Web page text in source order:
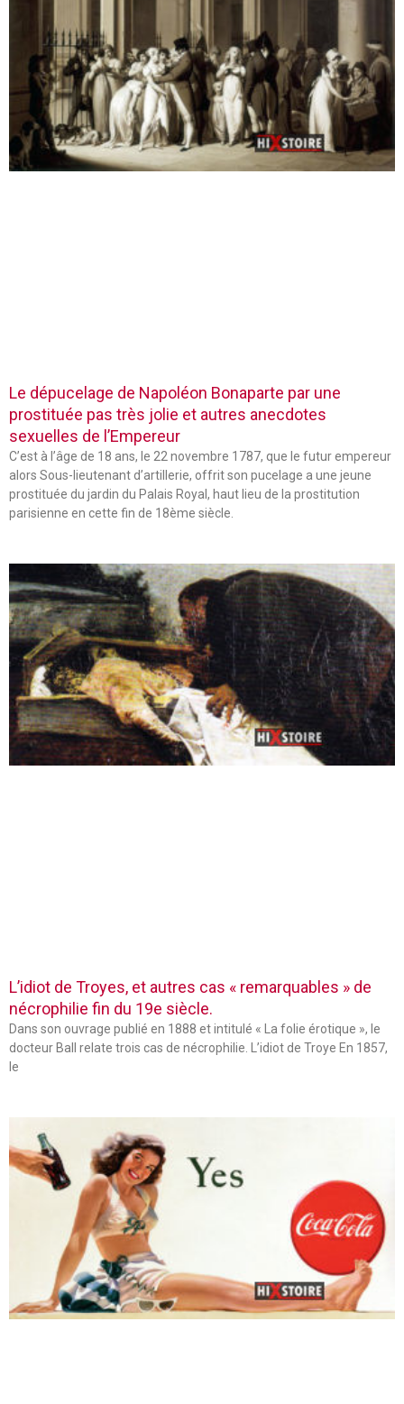
Le dépucelage de Napoléon Bonaparte par une
prostituée pas très jolie et autres anecdotes
sexuelles de l’Empereur
C’est à l’âge de 18 ans, le 22 novembre 1787, que le futur empereur
alors Sous-lieutenant d’artillerie, offrit son pucelage a une jeune
prostituée du jardin du Palais Royal, haut lieu de la prostitution
parisienne en cette fin de 18ème siècle.
L’idiot de Troyes, et autres cas « remarquables » de
nécrophilie fin du 19e siècle.
Dans son ouvrage publié en 1888 et intitulé « La folie érotique », le
docteur Ball relate trois cas de nécrophilie. L’idiot de Troye En 1857,
le